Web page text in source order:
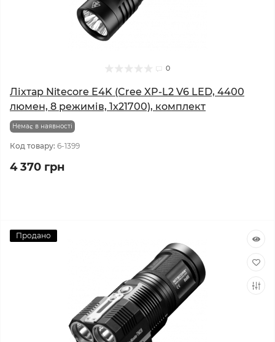
0
Ліхтар Nitecore E4K (Cree XP-L2 V6 LED, 4400
люмен, 8 режимів, 1x21700), комплект
Немає в наявності
Код товару: 6-1399
4 370 грн
Продано